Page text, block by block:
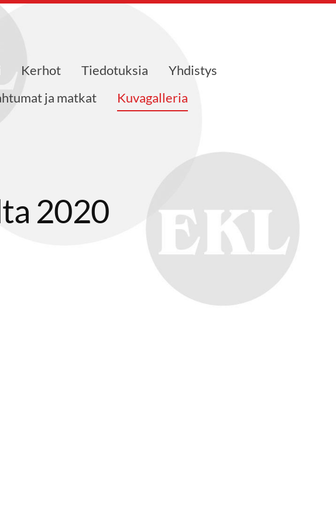
Kerhot Tiedotuksia
Yhdistys
ja matkat
Kuvagalleria
2020